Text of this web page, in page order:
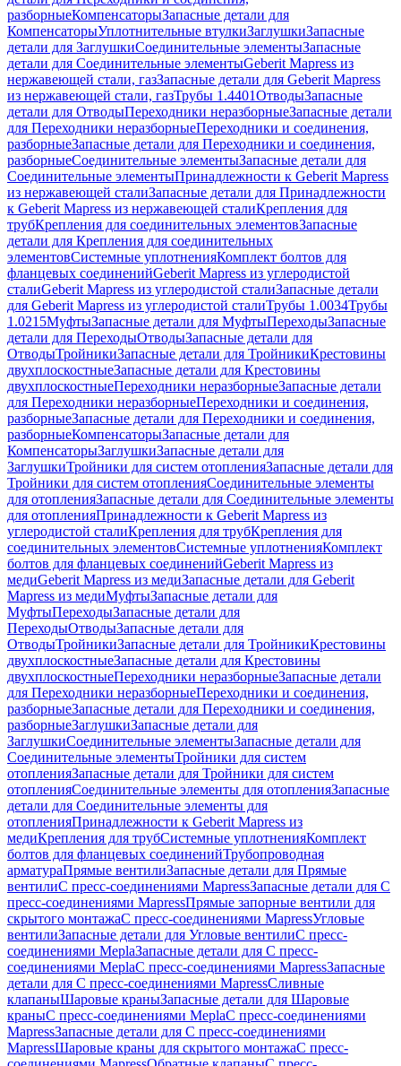
разборныеКомпенсаторыЗапасные детали для
КомпенсаторыУплотнительные втулкиЗаглушкиЗапасные
детали для ЗаглушкиСоединительные элементыЗапасные
детали для Соединительные элементыGeberit Mapress из
нержавеющей стали, газЗапасные детали для Geberit Mapress
из нержавеющей стали, газТрубы 1.4401ОтводыЗапасные
детали для ОтводыПереходники неразборныеЗапасные детали
для Переходники неразборныеПереходники и соединения,
разборныеЗапасные детали для Переходники и соединения,
разборныеСоединительные элементыЗапасные детали для
Соединительные элементыПринадлежности к Geberit Mapress
из нержавеющей сталиЗапасные детали для Принадлежности
к Geberit Mapress из нержавеющей сталиКрепления для
трубКрепления для соединительных элементовЗапасные
детали для Крепления для соединительных
элементовСистемные уплотненияКомплект болтов для
фланцевых соединенийGeberit Mapress из углеродистой
сталиGeberit Mapress из углеродистой сталиЗапасные детали
для Geberit Mapress из углеродистой сталиТрубы 1.0034Трубы
1.0215МуфтыЗапасные детали для МуфтыПереходыЗапасные
детали для ПереходыОтводыЗапасные детали для
ОтводыТройникиЗапасные детали для ТройникиКрестовины
двухплоскостныеЗапасные детали для Крестовины
двухплоскостныеПереходники неразборныеЗапасные детали
для Переходники неразборныеПереходники и соединения,
разборныеЗапасные детали для Переходники и соединения,
разборныеКомпенсаторыЗапасные детали для
КомпенсаторыЗаглушкиЗапасные детали для
ЗаглушкиТройники для систем отопленияЗапасные детали для
Тройники для систем отопленияСоединительные элементы
для отопленияЗапасные детали для Соединительные элементы
для отопленияПринадлежности к Geberit Mapress из
углеродистой сталиКрепления для трубКрепления для
соединительных элементовСистемные уплотненияКомплект
болтов для фланцевых соединенийGeberit Mapress из
медиGeberit Mapress из медиЗапасные детали для Geberit
Mapress из медиМуфтыЗапасные детали для
МуфтыПереходыЗапасные детали для
ПереходыОтводыЗапасные детали для
ОтводыТройникиЗапасные детали для ТройникиКрестовины
двухплоскостныеЗапасные детали для Крестовины
двухплоскостныеПереходники неразборныеЗапасные детали
для Переходники неразборныеПереходники и соединения,
разборныеЗапасные детали для Переходники и соединения,
разборныеЗаглушкиЗапасные детали для
ЗаглушкиСоединительные элементыЗапасные детали для
Соединительные элементыТройники для систем
отопленияЗапасные детали для Тройники для систем
отопленияСоединительные элементы для отопленияЗапасные
детали для Соединительные элементы для
отопленияПринадлежности к Geberit Mapress из
медиКрепления для трубСистемные уплотненияКомплект
болтов для фланцевых соединенийТрубопроводная
арматураПрямые вентилиЗапасные детали для Прямые
вентилиС пресс-соединениями MapressЗапасные детали для С
пресс-соединениями MapressПрямые запорные вентили для
скрытого монтажаС пресс-соединениями MapressУгловые
вентилиЗапасные детали для Угловые вентилиС пресс-
соединениями MeplaЗапасные детали для С пресс-
соединениями MeplaС пресс-соединениями MapressЗапасные
детали для С пресс-соединениями MapressСливные
клапаныШаровые краныЗапасные детали для Шаровые
краныС пресс-соединениями MeplaС пресс-соединениями
MapressЗапасные детали для С пресс-соединениями
MapressШаровые краны для скрытого монтажаС пресс-